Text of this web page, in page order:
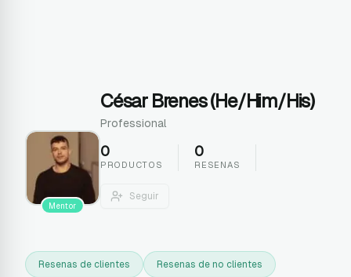
Mentor
César Brenes (he/him/his)
Professional
0
PRODUCTOS
0
RESENAS
Seguir
Resenas de clientes Resenas de no clientes